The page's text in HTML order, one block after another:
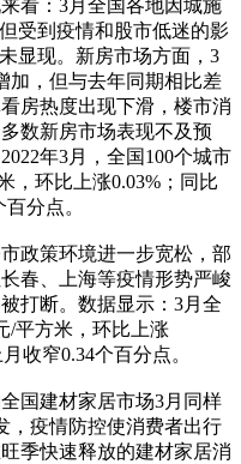
看：3月全国各地因城施
受到疫情和股市低迷的影
显现。新房市场方面，3
加，但与去年同期相比差
房热度出现下滑，楼市消
数新房市场表现不及预
年3月，全国100个城市
，环比上涨0.03%；同比
分点。
政策环境进一步宽松，部
春、上海等疫情形势严峻
打断。数据显示：3月全
/平方米，环比上涨
收窄0.34个百分点。
国建材家居市场3月同样
，疫情防控使消费者出行
季快速释放的建材家居消